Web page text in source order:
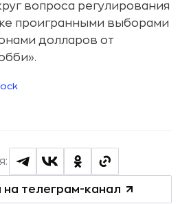
вопроса регулирования
проигранными выборами
долларов от
на телеграм-канал